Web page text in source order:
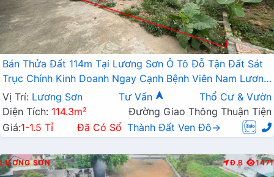
Bán Thửa Đất 114m Tại Lương Sơn Ô Tô Đỗ Tận Đất Sát
Trục Chính Kinh Doanh Ngay Cạnh Bệnh Viên Nam Lương
Sơn
Vị Trí: Lương Sơn Tư Vấn
Thổ Cư & Vườn
Diện Tích: 114.3m²
Đường Giao Thông Thuận Tiện
Giá:1-1.5 Tỉ Đã Có Sổ Thành Đất Ven Đô→
LƯƠNG SƠN Đ.B 1471